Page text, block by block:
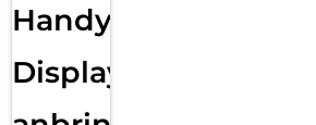
Handy
Displayfolie